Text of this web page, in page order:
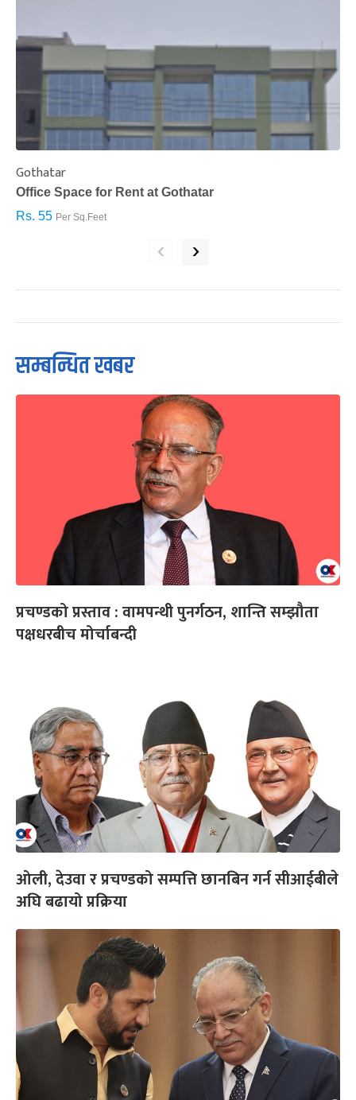
Gothatar
Office Space for Rent at Gothatar
Rs. 55 Per Sq.Feet
‹ ›
सम्बन्धित खबर
प्रचण्डको प्रस्ताव : वामपन्थी पुनर्गठन, शान्ति सम्झौता
पक्षधरबीच मोर्चाबन्दी
ओली, देउवा र प्रचण्डको सम्पत्ति छानबिन गर्न सीआईबीले
अघि बढायो प्रक्रिया